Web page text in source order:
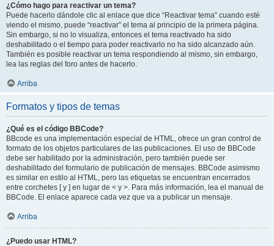
¿Cómo hago para reactivar un tema?
Puede hacerlo dándole clic al enlace que dice “Reactivar tema” cuando esté
viendo el mismo, puede “reactivar” el tema al principio de la primera página.
Sin embargo, si no lo visualiza, entonces el tema reactivado ha sido
deshabilitado o el tiempo para poder reactivarlo no ha sido alcanzado aún.
También es posible reactivar un tema respondiendo al mismo, sin embargo,
lea las reglas del foro antes de hacerlo.
Arriba
Formatos y tipos de temas
¿Qué es el código BBCode?
BBcode es una implementación especial de HTML, ofrece un gran control de
formato de los objetos particulares de las publicaciones. El uso de BBCode
debe ser habilitado por la administración, pero también puede ser
deshabilitado del formulario de publicación de mensajes. BBCode asimismo
es similar en estilo al HTML, pero las etiquetas se encuentran encerrados
entre corchetes [ y ] en lugar de < y >. Para más información, lea el manual de
BBCode. El enlace aparece cada vez que va a publicar un mensaje.
Arriba
¿Puedo usar HTML?